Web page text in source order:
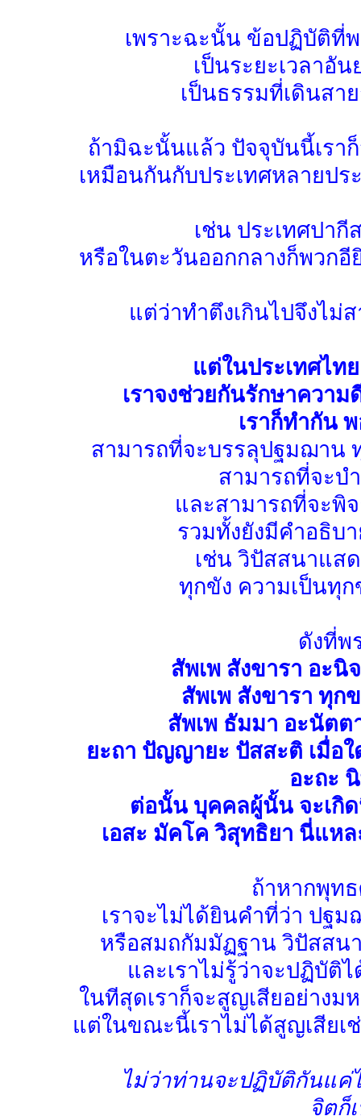
เพราะฉะนั้น ข้อปฏิบัติที่
เป็นระยะเวลาอั
เป็นธรรมที่เดินสา
ถ้ามิฉะนั้นแล้ว ปัจจุบันนี้เรา
เหมือนกันกับประเทศหลายปร
เช่น ประเทศปา
หรือในตะวันออกกลางก็พวก
แต่ว่าทำตึงเกินไปจึงไม่
แต่ในประเทศไท
เราจงช่วยกันรักษาควา
เราก็ทำกัน
สามารถที่จะบรรลุปฐมฌา
สามารถที่จะบ
และสามารถที่จะพิ
รวมทั้งยังมีคำอธิบ
เช่น วิปัสสนาแส
ทุกขัง ความเป็นทุ
ดังที่พ
สัพเพ สังขารา อะนิ
สัพเพ สังขารา ทุก
สัพเพ ธัมมา อะนัต
ยะถา ปัญญายะ ปัสสะติ เมื่อ
อะถะ
ต่อนั้น บุคคลผู้นั้น จะเกิ
เอสะ มัคโค วิสุทธิยา นี่แห
ถ้าหากพุท
เราจะไม่ได้ยินคำที่ว่า ป
หรือสมถกัมมัฏฐาน วิปัสสน
และเราไม่รู้ว่าจะปฏิบัติ
ในทีสุดเราก็จะสูญเสียอย่างม
แต่ในขณะนี้เราไม่ได้สูญเสีย
ไม่ว่าท่านจะปฏิบัติกันแค่
จิตก็